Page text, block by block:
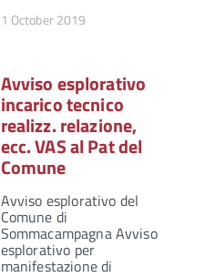
1 October 2019
Avviso esplorativo
incarico tecnico
realizz. relazione,
ecc. VAS al Pat del
Comune
Avviso esplorativo del
Comune di
Sommacampagna Avviso
esplorativo per
manifestazione di